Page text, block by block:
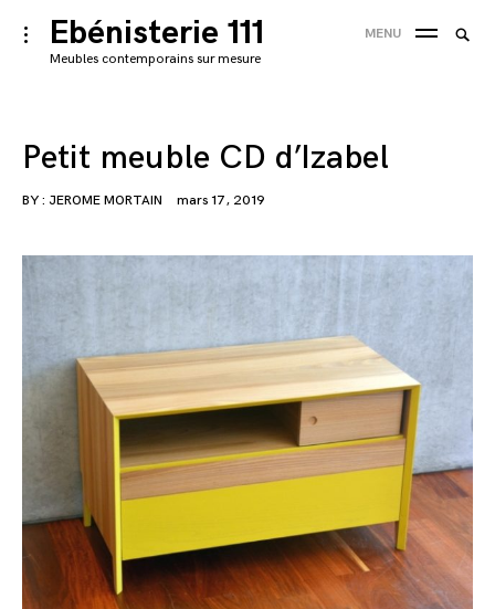
Skip
to
Ebénisterie 111
Meubles contemporains sur mesure
toggle
open/close
MENU
Petit meuble CD d’Izabel
BY : JEROME MORTAIN mars 17, 2019